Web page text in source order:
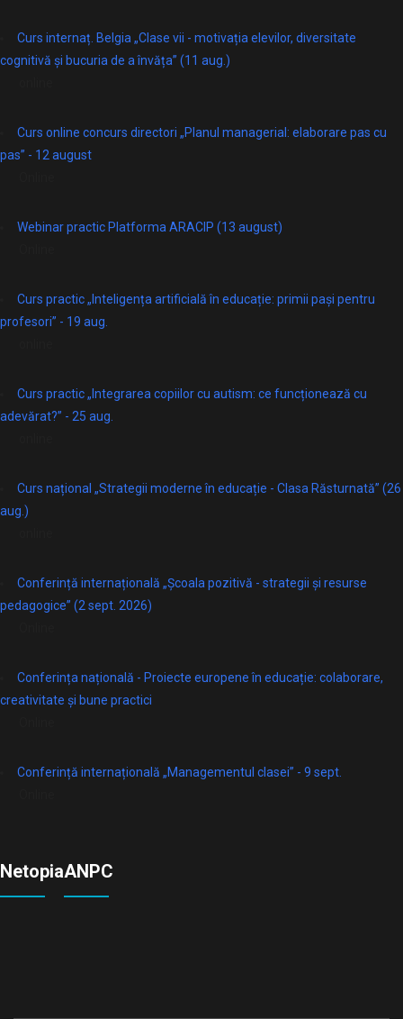
Curs internaț. Belgia „Clase vii - motivația elevilor, diversitate
cognitivă și bucuria de a învăța” (11 aug.)
Curs online concurs directori „Planul managerial: elaborare pas cu
pas” - 12 august
Webinar practic Platforma ARACIP (13 august)
Curs practic „Inteligența artificială în educație: primii pași pentru
profesori” - 19 aug.
Curs practic „Integrarea copiilor cu autism: ce funcționează cu
adevărat?” - 25 aug.
Curs național „Strategii moderne în educație - Clasa Răsturnată” (26
aug.)
Conferință internațională „Școala pozitivă - strategii și resurse
pedagogice” (2 sept. 2026)
Conferința națională - Proiecte europene în educație: colaborare,
creativitate și bune practici
Conferință internațională „Managementul clasei” - 9 sept.
NetopiaANPC